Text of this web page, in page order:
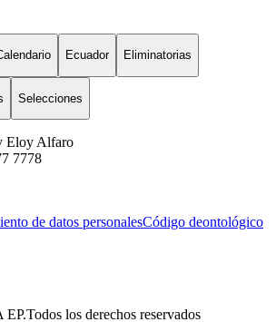
Ecuador Eliminatorias
Selecciones
Eloy Alfaro
7778
de datos personalesCódigo deontológico
los derechos reservados